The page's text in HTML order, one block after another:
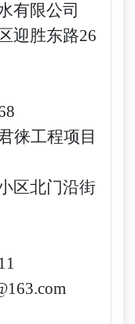
有限公司
迎胜东路26
徕工程项目
区北门沿街